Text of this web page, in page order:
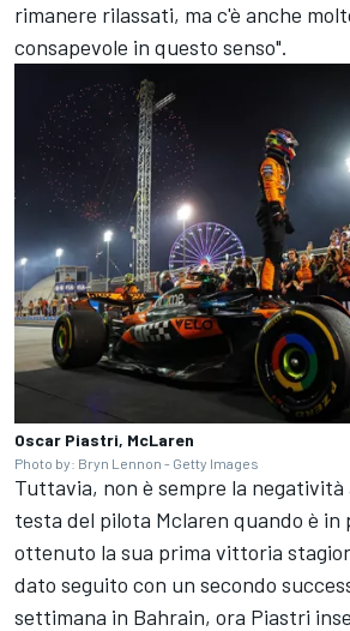
rimanere rilassati, ma c'è anche
consapevole in questo senso".
Oscar Piastri, McLaren
Photo by: Bryn Lennon - Getty Images
Tuttavia, non è sempre la negatività
testa del pilota Mclaren quando è in
ottenuto la sua prima vittoria
dato seguito con un secondo
settimana in Bahrain, ora Piastri